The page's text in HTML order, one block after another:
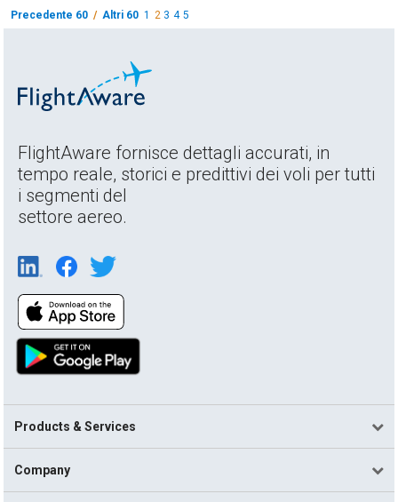
Precedente 60 /Altri 60 1 2 3 4 5
FlightAware fornisce dettagli accurati, in
tempo reale, storici e predittivi dei voli per tutti
i segmenti del
settore aereo.
Products & Services
Company